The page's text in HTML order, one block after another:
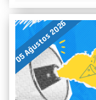
05 Ağustos 2026